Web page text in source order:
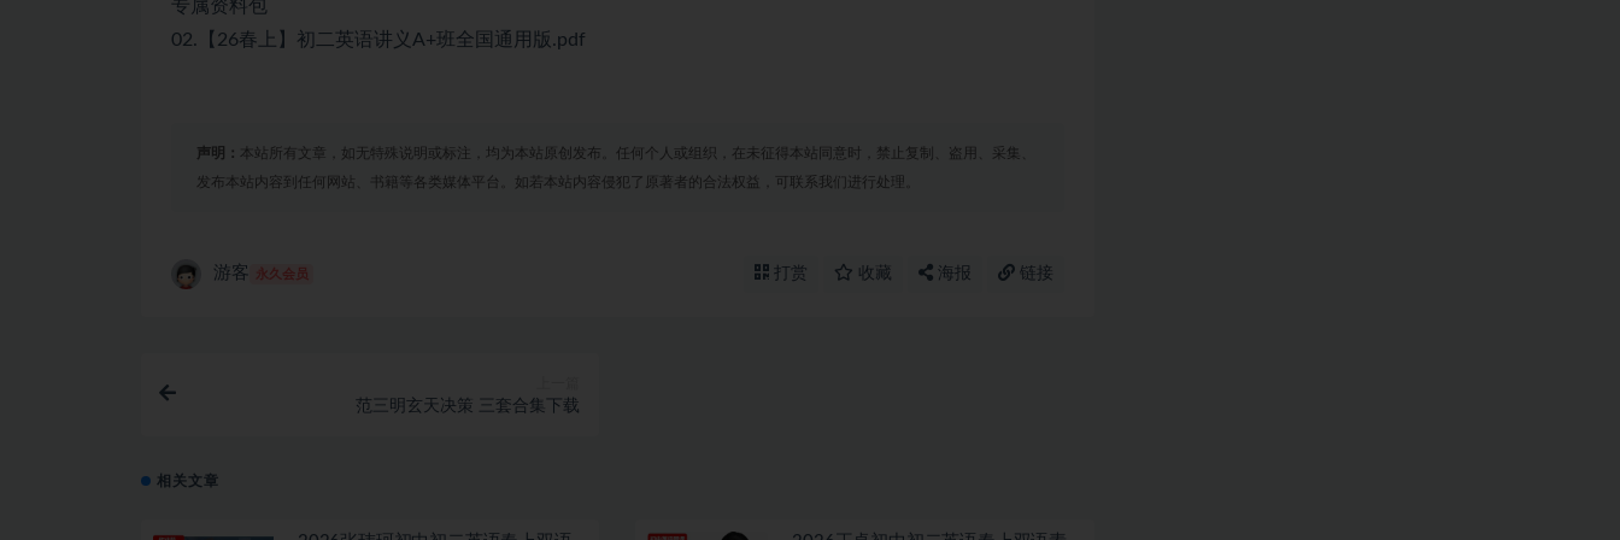
专属资料包
02.【26春上】初二英语讲义A+班全国通用版.pdf
声明： 本站所有文章，如无特殊说明或标注，均为本站原创发布。任何个人或组织，在未征得本站同意时，禁止复制、盗用、采集、
发布本站内容到任何网站、书籍等各类媒体平台。如若本站内容侵犯了原著者的合法权益，可联系我们进行处理。
游客 永久会员 打赏 收藏 海报 链接
范三明玄天决策 三套合集下载
相关文章